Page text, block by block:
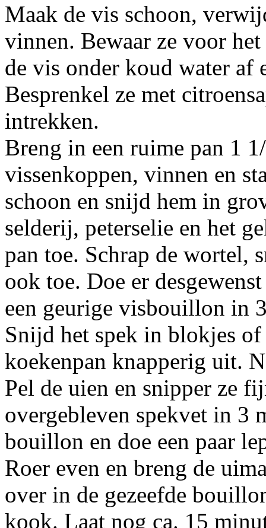
Maak de vis schoon,
vinnen. Bewaar ze voor
de vis onder koud water af
Besprenkel ze met
intrekken.
Breng in een ruime pan 1
vissenkoppen, vinnen en
schoon en snijd hem in
selderij, peterselie en het
pan toe. Schrap de wortel,
ook toe. Doe er
een geurige visbouillon in
Snijd het spek in blokjes of
koekenpan knapperig uit.
Pel de uien en snipper ze
overgebleven spekvet in 3
bouillon en doe een paar
Roer even en breng de
over in de gezeefde
kook. Laat nog ca. 15